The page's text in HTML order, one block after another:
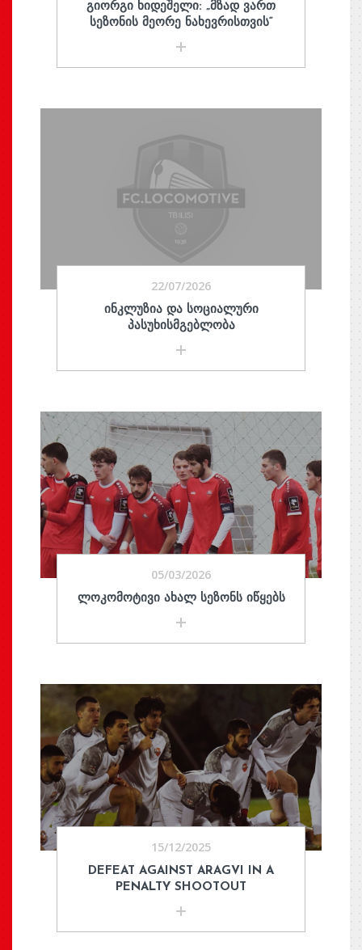
ᲒᲘᲝᲠᲒᲘ ᲮᲘᲓᲔᲨᲔᲚᲘ: „ᲛᲖᲐᲓ ᲕᲐᲠᲗ
ᲡᲔᲖᲝᲜᲘᲡ ᲛᲔᲝᲠᲔ ᲜᲐᲮᲔᲕᲠᲘᲡᲗᲕᲘᲡ“
22/07/2026
ᲘᲜᲙᲚᲣᲖᲘᲐ ᲓᲐ ᲡᲝᲪᲘᲐᲚᲣᲠᲘ
ᲞᲐᲡᲣᲮᲘᲡᲛᲒᲔᲑᲚᲝᲑᲐ
05/03/2026
ᲚᲝᲙᲝᲛᲝᲢᲘᲕᲘ ᲐᲮᲐᲚ ᲡᲔᲖᲝᲜᲡ ᲘᲬᲧᲔᲑᲡ
15/12/2025
DEFEAT AGAINST ARAGVI IN A
PENALTY SHOOTOUT